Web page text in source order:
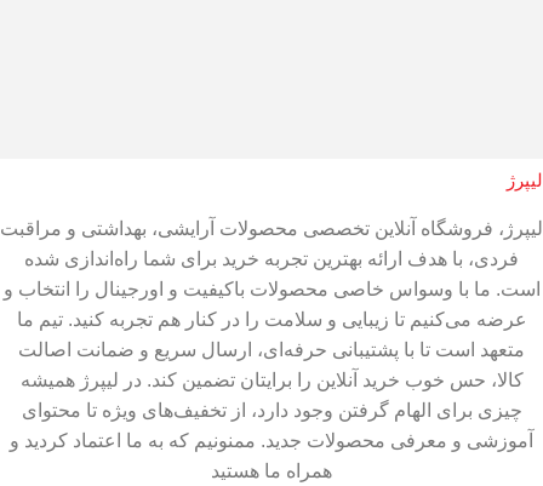
لیپرژ
لیپرژ، فروشگاه آنلاین تخصصی محصولات آرایشی، بهداشتی و مراقبت
فردی، با هدف ارائه بهترین تجربه خرید برای شما راه‌اندازی شده
است. ما با وسواس خاصی محصولات باکیفیت و اورجینال را انتخاب و
عرضه می‌کنیم تا زیبایی و سلامت را در کنار هم تجربه کنید. تیم ما
متعهد است تا با پشتیبانی حرفه‌ای، ارسال سریع و ضمانت اصالت
کالا، حس خوب خرید آنلاین را برایتان تضمین کند. در لیپرژ همیشه
چیزی برای الهام گرفتن وجود دارد، از تخفیف‌های ویژه تا محتوای
آموزشی و معرفی محصولات جدید. ممنونیم که به ما اعتماد کردید و
همراه ما هستید